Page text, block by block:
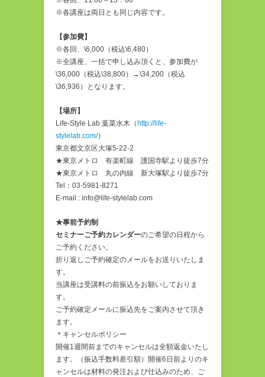
※各講座は両日とも同じ内容です。
【参加費】
※各回、\6,000（税込\6,480）
※全講座、一括で申し込み頂くと、参加費が
\36,000（税込\38,800）→\34,200（税込
\36,936）となります。
【場所】
Life-Style Lab 葉菜水木（ http://life-
stylelab.com/）
東京都文京区大塚5-22-2
★東京メトロ 有楽町線 護国寺駅より徒歩7分
★東京メトロ 丸の内線 新大塚駅より徒歩7分
Tel：03-5981-8271
E-mail : info@life-stylelab.com
★事前予約制
セミナーご予約カレンダーのご希望の日程から
ご予約ください。
折り返しご予約確定のメールをお送りいたしま
す。
当講座は受講料の前振込をお願いしておりま
す。
ご予約確定メールに振込先をご案内させて頂き
ます。
＊キャンセルポリシー
開催1週間前までのキャンセルは全額返金いたし
ます。（振込手数料差引額）開催6日前よりのキ
ャンセルは材料の発注および仕込みのため、ご